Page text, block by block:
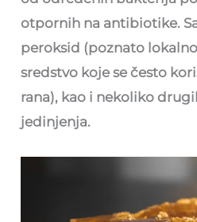
otpornih na antibiotike.
peroksid (poznato
sredstvo koje se često
rana), kao i nekoliko
jedinjenja.